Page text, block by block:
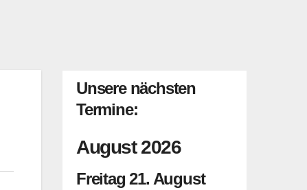
Unsere nächsten
Termine:
August 2026
Freitag 21. August